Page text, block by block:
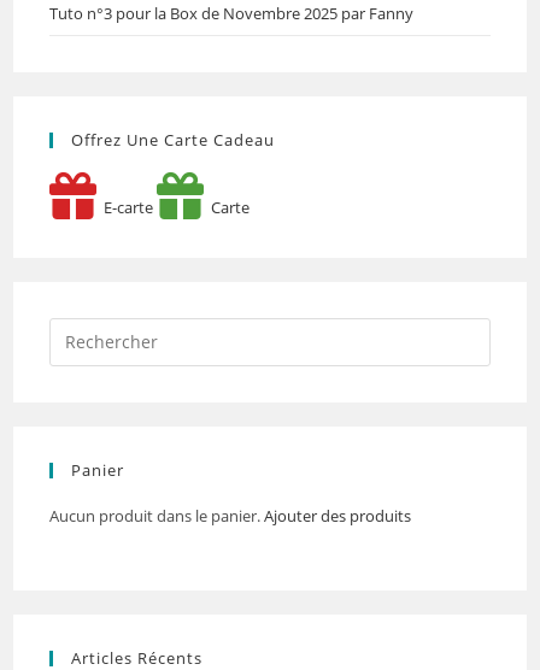
Tuto n°3 pour la Box de Novembre 2025 par Fanny
Offrez Une Carte Cadeau
E-carte Carte
Panier
Aucun produit dans le panier.Ajouter des produits
Articles Récents